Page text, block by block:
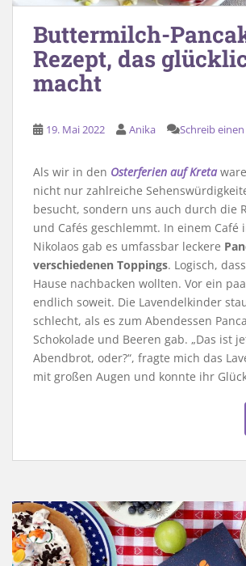
Buttermilch-
Rezept, das
macht
19. Mai 2022 Anika Schreib
Als wir in den Osterferien auf Kreta
nicht nur zahlreiche
besucht, sondern uns auch durch die
und Cafés geschlemmt. In einem Café
Nikolaos gab es umfassbar leckere
verschiedenen Toppings. Logisch,
Hause nachbacken wollten. Vor ein
endlich soweit. Die Lavendelkinder
schlecht, als es zum Abendessen
Schokolade und Beeren gab. „Das ist
Abendbrot, oder?“, fragte mich das
mit großen Augen und konnte ihr